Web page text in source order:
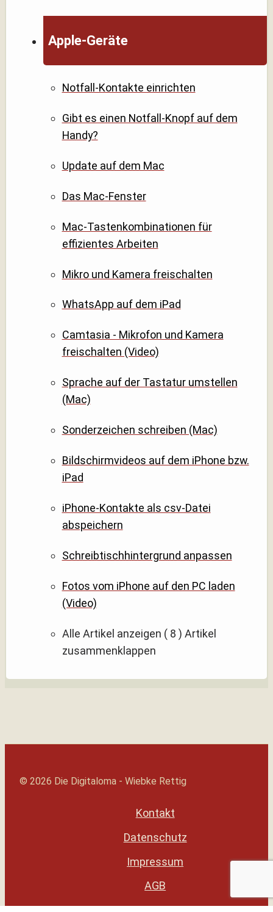
Apple-Geräte
Notfall-Kontakte einrichten
Gibt es einen Notfall-Knopf auf dem
Handy?
Update auf dem Mac
Das Mac-Fenster
Mac-Tastenkombinationen für
effizientes Arbeiten
Mikro und Kamera freischalten
WhatsApp auf dem iPad
Camtasia - Mikrofon und Kamera
freischalten (Video)
Sprache auf der Tastatur umstellen
(Mac)
Sonderzeichen schreiben (Mac)
Bildschirmvideos auf dem iPhone bzw.
iPad
iPhone-Kontakte als csv-Datei
abspeichern
Schreibtischhintergrund anpassen
Fotos vom iPhone auf den PC laden
(Video)
Alle Artikel anzeigen ( 8 ) Artikel
zusammenklappen
© 2026 Die Digitaloma - Wiebke Rettig
Kontakt
Datenschutz
Impressum
AGB